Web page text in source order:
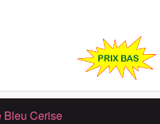
Bleu Cerise